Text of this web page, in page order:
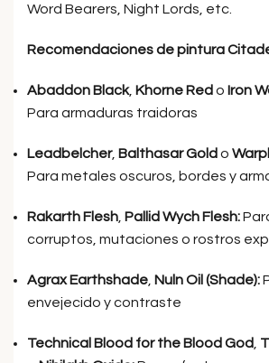
Word Bearers, Night Lords, etc.
Recomendaciones de pintura
Abaddon Black, Khorne Redo Iron
Para armaduras traidoras
Leadbelcher, Balthasar Goldo
Para metales oscuros, bordes y
Rakarth Flesh Pallid Wych Flesh:
corruptos, mutaciones o rostros
Agrax Earthshade Nuln Oil (Shade):
envejecido y contraste
Technical Blood for the Blood God